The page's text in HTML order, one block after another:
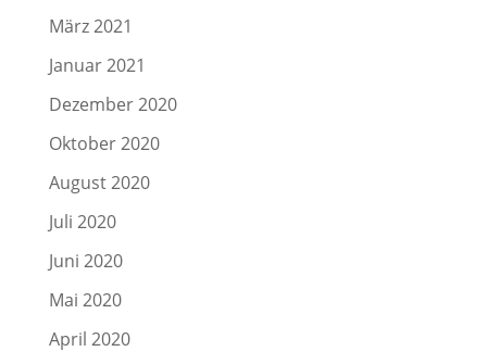
März 2021
Januar 2021
Dezember 2020
Oktober 2020
August 2020
Juli 2020
Juni 2020
Mai 2020
April 2020